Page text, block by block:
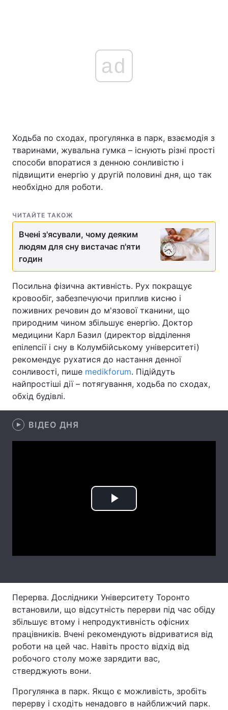
Головна
Україна Політика
Спорт Наука
Техно і зв'язок Лайт
Зброя Інциденти
Здоров'я Туризм
Цікавинки Погода
Екологія Регіони
Лонгріди
Відео з Youtube Статті
Інтерв'ю Думки
ad
Ходьба по сходах, прогулянка в парк, взаємодія з
тваринами, жувальна гумка – існують різні прості
способи впоратися з денною сонливістю і
підвищити енергію у другій половині дня, що так
необхідно для роботи.
ЧИТАЙТЕ ТАКОЖ
Вчені з'ясували, чому деяким
людям для сну вистачає п'яти
годин
Посильна фізична активність. Рух покращує
кровообіг, забезпечуючи приплив кисню і
поживних речовин до м'язової тканини, що
природним чином збільшує енергію. Доктор
медицини Карл Базил (директор відділення
епілепсії і сну в Колумбійському університеті)
рекомендує рухатися до настання денної
сонливості, пише medikforum. Підійдуть
найпростіші дії – потягування, ходьба по сходах,
обхід будівлі.
ВІДЕО ДНЯ
Play
Перерва. Дослідники Університету Торонто
встановили, що відсутність перерви під час обіду
збільшує втому і непродуктивність офісних
працівників. Вчені рекомендують відриватися від
роботи на цей час. Навіть просто відхід від
робочого столу може зарядити вас,
стверджують вони.
Прогулянка в парк. Якщо є можливість, зробіть
перерву і сходіть ненадовго в найближчий парк.